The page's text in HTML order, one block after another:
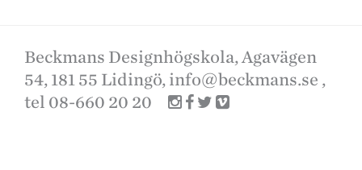
Beckmans Designhögskola, Agavägen
54, 181 55 Lidingö, info@beckmans.se ,
tel 08-660 20 20